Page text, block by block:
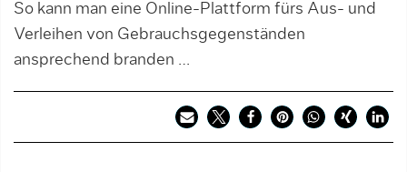
So kann man eine Online-Plattform fürs Aus- und
Verleihen von Gebrauchsgegenständen
ansprechend branden …